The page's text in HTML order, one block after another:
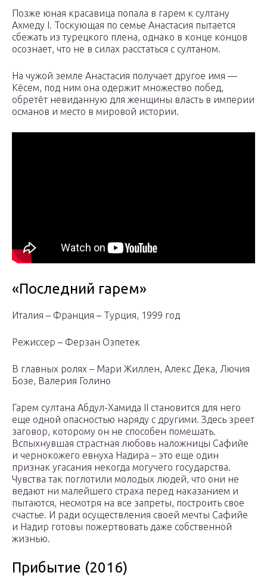
Позже юная красавица попала в гарем к султану
Ахмеду I. Тоскующая по семье Анастасия пытается
сбежать из турецкого плена, однако в конце концов
осознает, что не в силах расстаться с султаном.
На чужой земле Анастасия получает другое имя —
Кёсем, под ним она одержит множество побед,
обретёт невиданную для женщины власть в империи
османов и место в мировой истории.
«Последний гарем»
Италия – Франция – Турция, 1999 год
Режиссер – Ферзан Озпетек
В главных ролях – Мари Жиллен, Алекс Дека, Лючия
Бозе, Валерия Голино
Гарем султана Абдул-Хамида II становится для него
еще одной опасностью наряду с другими. Здесь зреет
заговор, которому он не способен помешать.
Вспыхнувшая страстная любовь наложницы Сафийе
и чернокожего евнуха Надира – это еще один
признак угасания некогда могучего государства.
Чувства так поглотили молодых людей, что они не
ведают ни малейшего страха перед наказанием и
пытаются, несмотря на все запреты, построить свое
счастье. И ради осуществления своей мечты Сафийе
и Надир готовы пожертвовать даже собственной
жизнью.
Прибытие (2016)